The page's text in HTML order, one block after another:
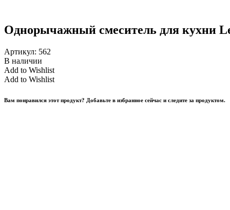
Однорычажный смеситель для кухни
Артикул: 562
В наличии
Add to Wishlist
Add to Wishlist
Вам понравился этот продукт? Добавьте в избранное сейчас и следите за продуктом.